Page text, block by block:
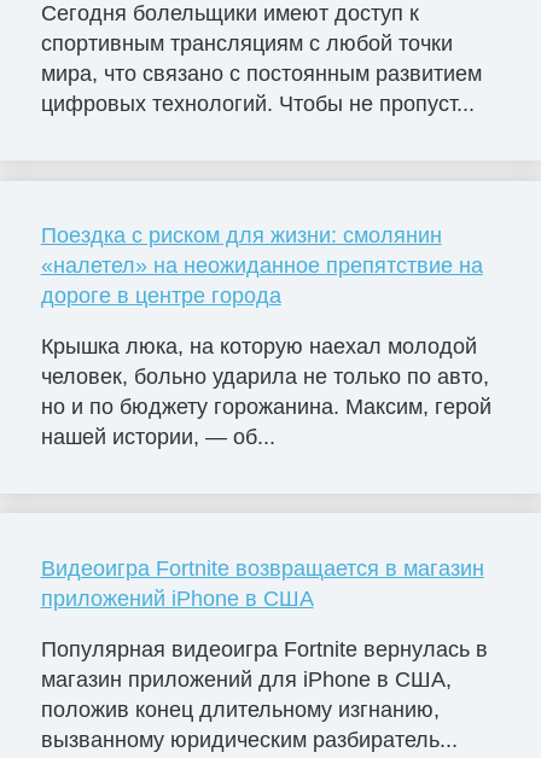
Сегодня болельщики имеют доступ к
спортивным трансляциям с любой точки
мира, что связано с постоянным развитием
цифровых технологий. Чтобы не пропуст...
Поездка с риском для жизни: смолянин
«налетел» на неожиданное препятствие на
дороге в центре города
Крышка люка, на которую наехал молодой
человек, больно ударила не только по авто,
но и по бюджету горожанина. Максим, герой
нашей истории, — об...
Видеоигра Fortnite возвращается в магазин
приложений iPhone в США
Популярная видеоигра Fortnite вернулась в
магазин приложений для iPhone в США,
положив конец длительному изгнанию,
вызванному юридическим разбиратель...